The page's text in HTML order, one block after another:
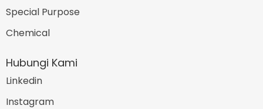
Special Purpose
Chemical
Hubungi Kami
Linkedin
Instagram